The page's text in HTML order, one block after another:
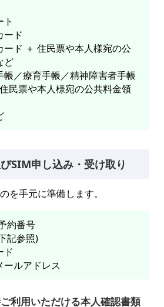
ード
ード ＋ 住民票や本人様宛の公
ど
帳／療育手帳／精神障害者手帳
民票や本人様宛の公共料金領
SIM申し込み・受け取り
を手元に準備します。
約番号
記参照)
ド
ールアドレス
利用いただける本人確認書類